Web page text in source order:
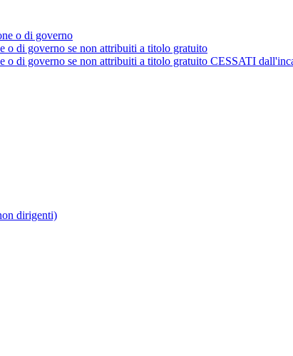
o di governo
o di governo se non attribuiti a titolo gratuito
o di governo se non attribuiti a titolo gratuito CESSATI
dirigenti)